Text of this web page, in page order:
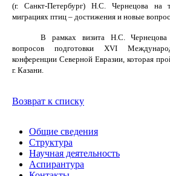
(г. Санкт-Петербург) Н.С. Чернецова
миграциях птиц – достижения и новые
В рамках визита Н.С. Чернецова
вопросов подготовки XVI
конференции Северной Евразии, которая
г. Казани.
Возврат к списку
Общие сведения
Структура
Научная деятельность
Аспирантура